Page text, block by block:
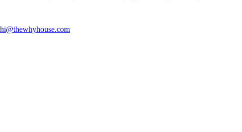
hi@thewhyhouse.com